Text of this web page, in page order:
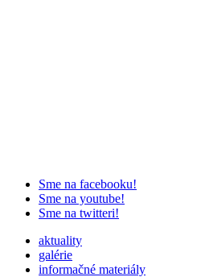
Sme na facebooku!
Sme na youtube!
Sme na twitteri!
aktuality
galérie
informačné materiály